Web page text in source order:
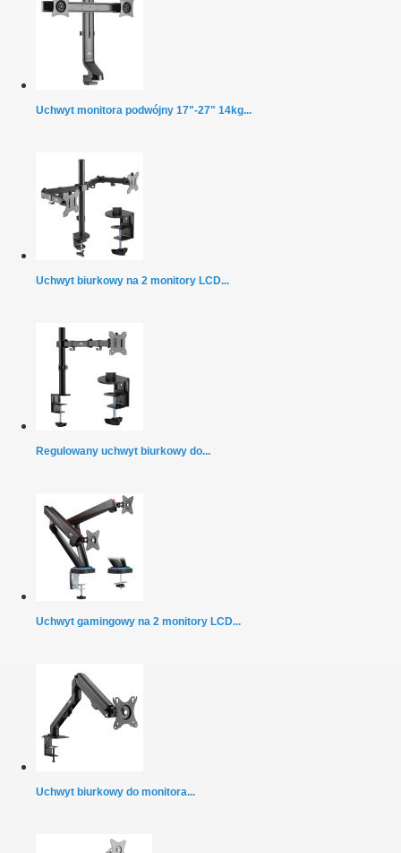
Uchwyt monitora podwójny 17"-27" 14kg...
Uchwyt biurkowy na 2 monitory LCD...
Regulowany uchwyt biurkowy do...
Uchwyt gamingowy na 2 monitory LCD...
Uchwyt biurkowy do monitora...